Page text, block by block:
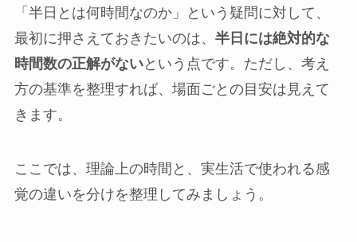
「半日とは何時間なのか」という疑問に対して、
最初に押さえておきたいのは、 半日には絶対的な
時間数の正解がないという点です。ただし、考え
方の基準を整理すれば、場面ごとの目安は見えて
きます。
ここでは、理論上の時間と、実生活で使われる感
覚の違いを分けを整理してみましょう。